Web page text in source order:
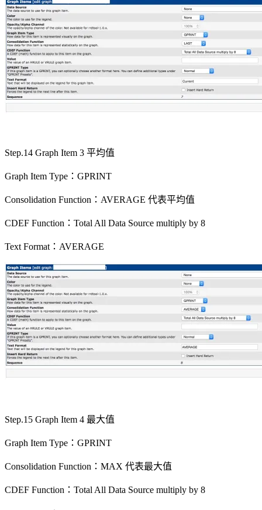
Step.14 Graph Item 3 平均值
Graph Item Type：GPRINT
Consolidation Function：AVERAGE 代表平均值
CDEF Function：Total All Data Source multiply by 8
Text Format：AVERAGE
Step.15 Graph Item 4 最大值
Graph Item Type：GPRINT
Consolidation Function：MAX 代表最大值
CDEF Function：Total All Data Source multiply by 8